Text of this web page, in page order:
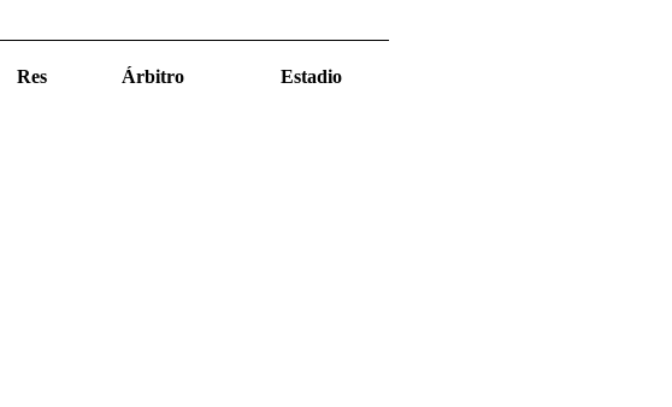
Res Árbitro Estadio